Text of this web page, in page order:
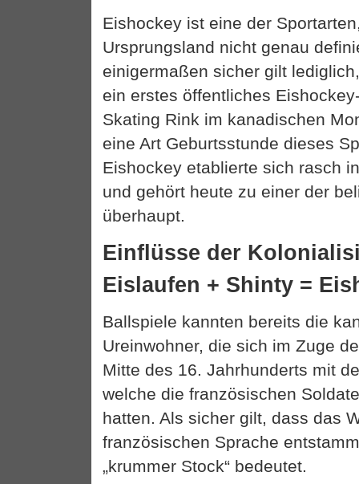
Eishockey ist eine der
Ursprungsland nicht genau
einigermaßen sicher gilt
ein erstes öffentliches
Skating Rink im kanadischen
eine Art Geburtsstunde dieses
Eishockey etablierte sich rasch
und gehört heute zu einer der
überhaupt.
Einflüsse der
Eislaufen + Shinty =
Ballspiele kannten bereits die
Ureinwohner, die sich im Zuge
Mitte des 16. Jahrhunderts mit
welche die französischen
hatten. Als sicher gilt, dass das
französischen Sprache
„krummer Stock“ bedeutet.